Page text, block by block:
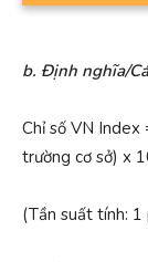
b. Định nghĩa/
Chỉ số VN Index
trường cơ sở) x
(Tần suất tính: